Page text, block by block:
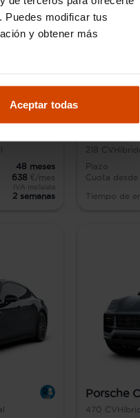
Puedes modificar tus
y obtener más
Aceptar todas
48 meses
638 €/mes
IVA incluido
2 semanas
218 CV
Plazo
Cuota desde
Tiempo de
Porsche
470 CV